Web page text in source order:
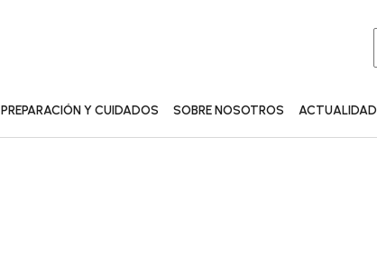
PREPARACIÓN Y CUIDADOS SOBRE NOSOTROS ACTUALIDAD